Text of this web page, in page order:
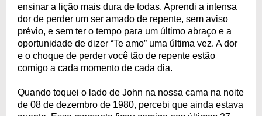
ensinar a lição mais dura de todas. Aprendi a intensa
dor de perder um ser amado de repente, sem aviso
prévio, e sem ter o tempo para um último abraço e a
oportunidade de dizer “Te amo” uma última vez. A dor
e o choque de perder você tão de repente estão
comigo a cada momento de cada dia.
Quando toquei o lado de John na nossa cama na noite
de 08 de dezembro de 1980, percebi que ainda estava